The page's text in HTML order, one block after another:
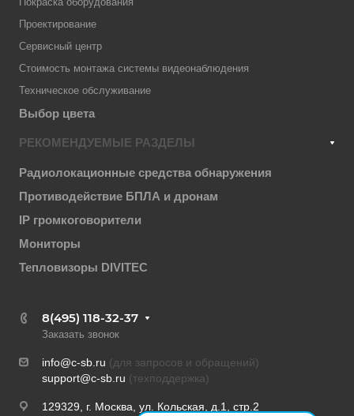
Проектирование
Сервисный центр
Стоимость монтажа системы видеонаблюдения
Техническое обслуживание
Выбор цвета
РЕКОМЕНДУЕМЫЕ РАЗДЕЛЫ
Радиолокационные средства обнаружения
Противодействие БПЛА и дронам
IP громкоговорители
Мониторы
Тепловизоры DIVITEC
8(495) 118-32-37
Заказать звонок
info@c-sb.ru (для запросов и обращений)
support@c-sb.ru (техподдержка)
129329, г. Москва, ул. Кольская, д.1, стр.2